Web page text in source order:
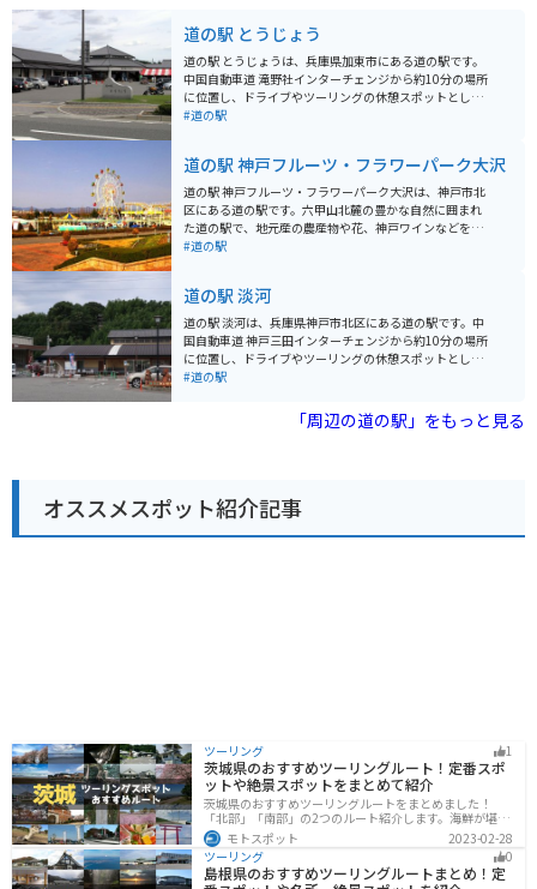
道の駅 とうじょう
道の駅 とうじょうは、兵庫県加東市にある道の駅です。
中国自動車道 滝野社インターチェンジから約10分の場所
に位置し、ドライブやツーリングの休憩スポットとして
人気があります。 地元の新鮮な農産物が購入できる農産
日どり」を使った料理はおすすめです。道の駅 とうじょ
うは、バイクで訪れるのにも適した場所です。駐車場も
広く、休憩スペースも充実しているので、ツーリングの
休憩場所として最適です。 周辺には、播州清水寺や闘竜
灘など、観光スポットも点在しているので、観光の拠点
ックしてみてください。播州織は、兵庫県西脇市周辺で
生産されている綿織物で、その品質の高さから全国的に
知られています。道の駅 とうじょうでは、播州織を使っ
たハンカチやタオルなどの雑貨類を購入することができ
ます。
#道の駅
道の駅 神戸フルーツ・フラワーパーク大沢
道の駅 神戸フルーツ・フラワーパーク大沢は、神戸市北
区にある道の駅です。六甲山北麓の豊かな自然に囲まれ
た道の駅で、地元産の農産物や花、神戸ワインなどを販
売しています。 園内には、フルーツ狩りが楽しめる観光
から国道428号線を南下するのがおすすめです。駐車場
も広く、休憩場所としても最適です。 周辺には、有馬温
泉や六甲山など、観光スポットもたくさんあります。お
土産には、神戸ワインや地元産のフルーツを使ったジャ
ムなどがおすすめです。
#道の駅
道の駅 淡河
道の駅 淡河は、兵庫県神戸市北区にある道の駅です。中
国自動車道 神戸三田インターチェンジから約10分の場所
に位置し、ドライブやツーリングの休憩スポットとして
人気があります。 地元産の新鮮な野菜や果物が並ぶ農産
野菜や果物はもちろんのこと、地元産の素材を使った加
工品なども販売されています。 また、レストランでは、
人気です。 バイクで訪れる際は、広々とした駐車場があ
るので安心して駐車できます。道の駅周辺には、自然豊
かな観光スポットも多いので、ツーリングの拠点として
#道の駅
「周辺の道の駅」をもっと見る
オススメスポット紹介記事
ツーリング 1
茨城県のおすすめツーリングルート！定番スポ
ットや絶景スポットをまとめて紹介
茨城県のおすすめツーリングルートをまとめました！
「北部」「南部」の2つのルート紹介します。海鮮が堪能
できる港や梅の景勝地、自然豊かな山々があるのでツー
リングにもってこいです。バイクで茨城県にツーリング
に行く際は参考にしてください。
モトスポット
2023-02-28
ツーリング
0
島根県のおすすめツーリングルートまとめ！定